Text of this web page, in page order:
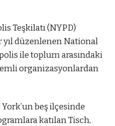
Teşkilatı (NYPD)
yıl düzenlenen National
ile toplum arasındaki
organizasyonlardan
beş ilçesinde
katılan Tisch,